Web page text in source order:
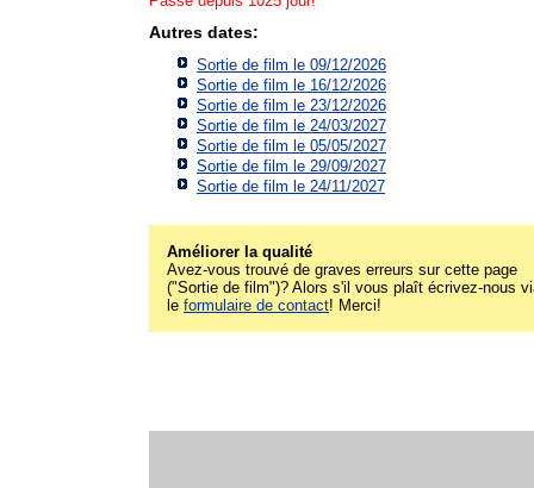
Autres dates:
Sortie de film le 09/12/2026
Sortie de film le 16/12/2026
Sortie de film le 23/12/2026
Sortie de film le 24/03/2027
Sortie de film le 05/05/2027
Sortie de film le 29/09/2027
Sortie de film le 24/11/2027
Améliorer la qualité
Avez-vous trouvé de graves erreurs sur cette page
("Sortie de film")? Alors s'il vous plaît écrivez-nous
le formulaire de contact! Merci!